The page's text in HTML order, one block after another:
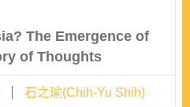
The Emergence of
of Thoughts
石之瑜(Chih-Yu Shih)